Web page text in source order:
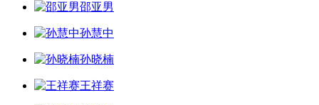
邵亚男
孙慧中
孙晓楠
王祥赛